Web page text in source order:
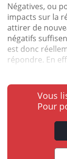
Négatives, ou
impacts sur la
attirer de
négatifs
est donc
répondre. En
Vous
Pour